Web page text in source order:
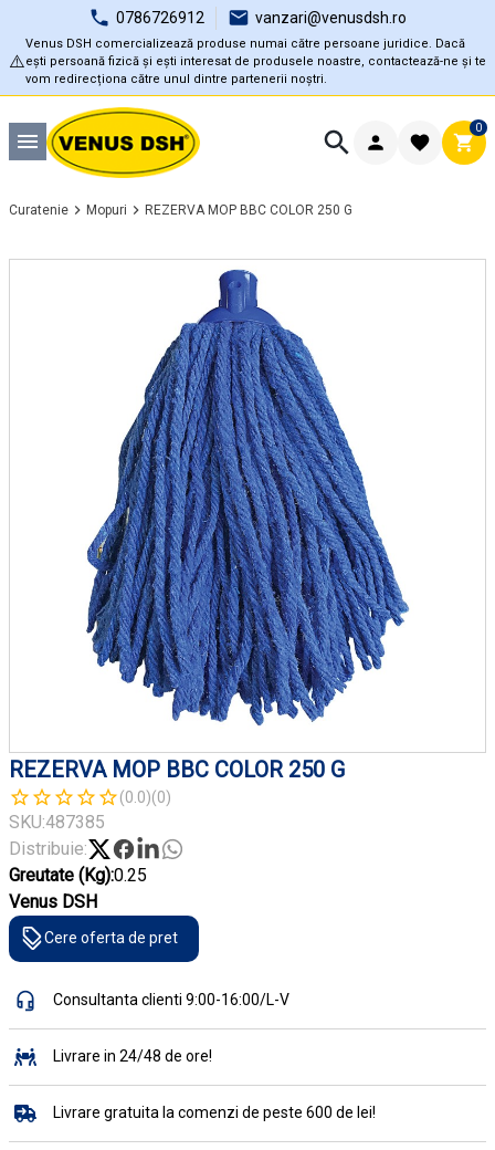
0786726912 vanzari@venusdsh.ro
⚠️
Venus DSH comercializează produse numai către persoane juridice. Dacă
ești persoană fizică și ești interesat de produsele noastre, contactează-ne și te
vom redirecționa către unul dintre partenerii noștri.
0
Curatenie Mopuri REZERVA MOP BBC COLOR 250 G
REZERVA MOP BBC COLOR 250 G
(0.0)(0)
SKU:487385
Distribuie:
Greutate (Kg):0.25
Venus DSH
Cere oferta de pret
Consultanta clienti 9:00-16:00/L-V
Livrare in 24/48 de ore!
Livrare gratuita la comenzi de peste 600 de lei!